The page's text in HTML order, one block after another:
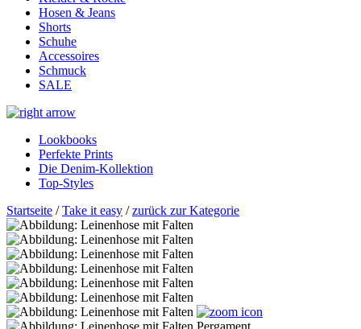
Hosen & Jeans
Shorts
Schuhe
Accessoires
Schmuck
SALE
Lookbooks
Perfekte Prints
Die Denim-Kollektion
Top-Styles
Startseite /Take it easy /zurück zur Kategorie